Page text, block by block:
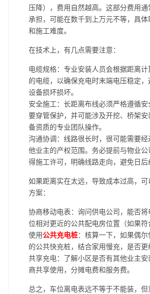
压降），费用自然越高。这部分费用
承担，可能在数千到上万元不等，具
和施工难度。
在技术上，有几点需要注意：
电缆规格：专业安装人员会根据距离
的电缆，以确保充电时末端电压稳定
设备损坏损坏。
安全施工：长距离布线必须严格遵循
要穿管保护，并可能涉及开挖、桥架
备资质的专业团队操作。
沟通协调：线路很长时，很可能需要
他业主的产权范围。务必提前与物业
得施工许可，明确线路走向，避免日后
如果距离实在太远，导致成本过高，
方案：
协商移动电表：询问供电公司，能否
位相对更近的公共配电房位置（如果符
使用公共充电桩：核算一下，如果偶
的公共快充桩，结合家用慢充，是否更
共享充电：了解小区是否有其他业主
商共享使用，分摊电费和服务费。
总之，车位离电表远不等于不能装，